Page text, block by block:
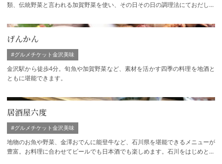
類、伝統野菜と言われる加賀野菜を使い、その日その日の調理法にておだしし
げんかん
金沢駅から徒歩4分。旬魚や加賀野菜など、素材を活かす四季の料理を地酒と
ともに堪能できます。
#グルメチケット金沢美味
居酒屋六度
地物のお魚や野菜、金澤おでんに能登牛など、石川県を堪能できるメニューが
豊富。お料理に合わせてビールでも日本酒でも楽しめます。石川をはじめとし
#グルメチケット金沢美味